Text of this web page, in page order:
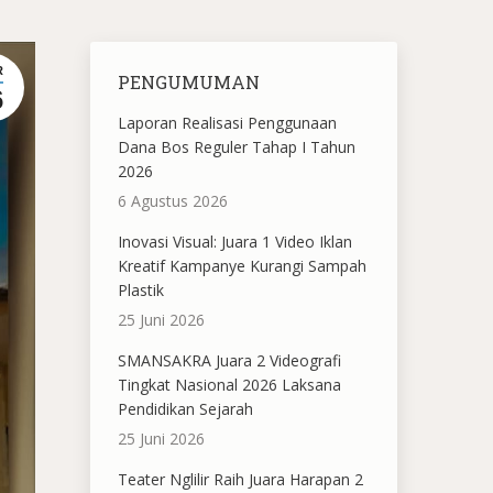
PENGUMUMAN
Laporan Realisasi Penggunaan
Dana Bos Reguler Tahap I Tahun
2026
6 Agustus 2026
Inovasi Visual: Juara 1 Video Iklan
Kreatif Kampanye Kurangi Sampah
Plastik
25 Juni 2026
SMANSAKRA Juara 2 Videografi
Tingkat Nasional 2026 Laksana
Pendidikan Sejarah
25 Juni 2026
Teater Nglilir Raih Juara Harapan 2